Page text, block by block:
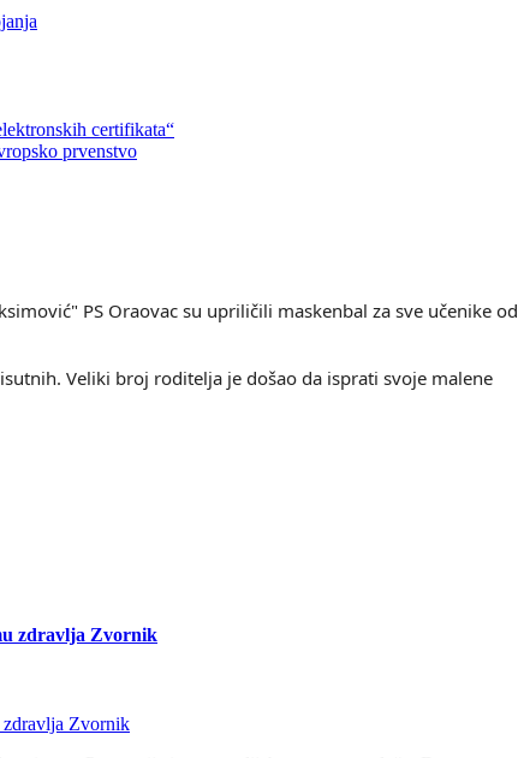
certifikata“
prvenstvo
PS Oraovac su upriličili maskenbal za sve učenike od
Veliki broj roditelja je došao da isprati svoje malene
zdravlja Zvornik